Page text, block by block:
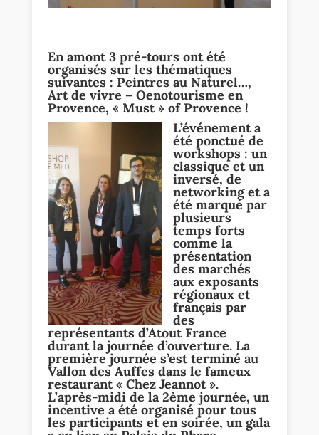
En amont 3 pré-tours ont été
organisés sur les thématiques
suivantes : Peintres au Naturel…,
Art de vivre – Oenotourisme en
Provence, « Must » of Provence !
L’événement a
été ponctué de
workshops : un
classique et un
inversé, de
networking et a
été marqué par
plusieurs
temps forts
comme la
présentation
des marchés
aux exposants
régionaux et
français par
des
représentants d’Atout France
durant la journée d’ouverture. La
première journée s’est terminé au
Vallon des Auffes dans le fameux
restaurant « Chez Jeannot ».
L’après-midi de la 2ème journée, un
incentive a été organisé pour tous
les participants et en soirée, un gala